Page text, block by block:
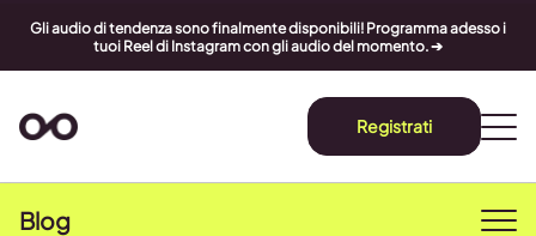
Gli audio di tendenza sono finalmente disponibili! Programma adesso i
tuoi Reel di Instagram con gli audio del momento. ➔
Registrati
Blog